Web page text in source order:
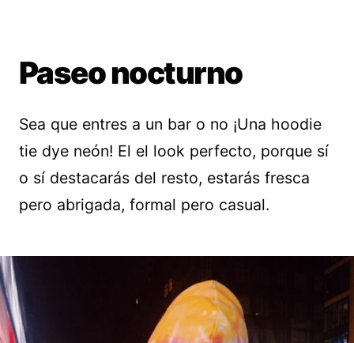
Paseo nocturno
Sea que entres a un bar o no ¡Una hoodie
tie dye neón! El el look perfecto, porque sí
o sí destacarás del resto, estarás fresca
pero abrigada, formal pero casual.